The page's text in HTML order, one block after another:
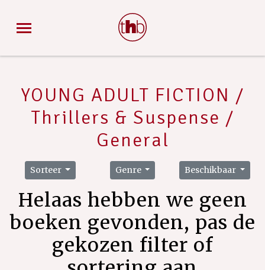
YOUNG ADULT FICTION /
Thrillers & Suspense /
General
Sorteer Genre Beschikbaar
Helaas hebben we geen
boeken gevonden, pas de
gekozen filter of